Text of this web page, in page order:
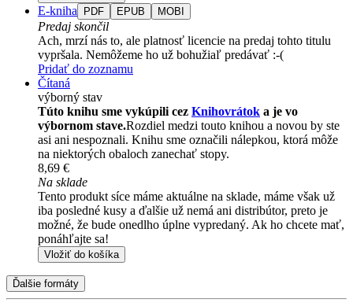
E-kniha PDF EPUB MOBI
Predaj skončil
Ach, mrzí nás to, ale platnosť licencie na predaj tohto titulu
vypršala. Nemôžeme ho už bohužiaľ predávať :-(
Pridať do zoznamu
Čítaná
výborný stav
Túto knihu sme vykúpili cez Knihovrátok a je vo
výbornom stave.Rozdiel medzi touto knihou a novou by ste
asi ani nespoznali. Knihu sme označili nálepkou, ktorá môže
na niektorých obaloch zanechať stopy.
8,69 €
Na sklade
Tento produkt síce máme aktuálne na sklade, máme však už
iba posledné kusy a ďalšie už nemá ani distribútor, preto je
možné, že bude onedlho úplne vypredaný. Ak ho chcete mať,
ponáhľajte sa!
Vložiť do košíka
Ďalšie formáty